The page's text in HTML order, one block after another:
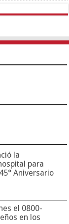
la
para
Aniversario
el 0800-
en los